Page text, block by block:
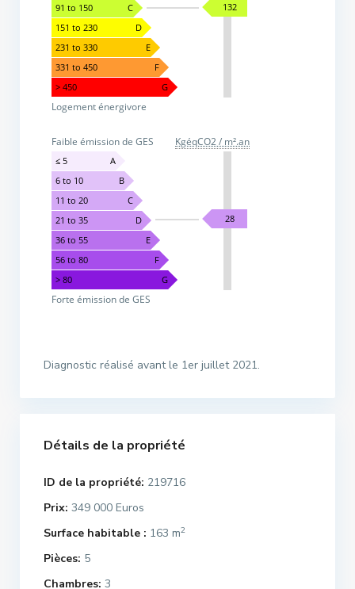
91 to 150
C
151 to 230
D
231 to 330
E
331 to 450
F
> 450
G
132
Logement énergivore
Faible émission de GES KgéqCO2 / m².an
≤ 5
A
6 to 10
B
11 to 20
C
21 to 35
D
36 to 55
E
56 to 80
F
> 80
G
28
Forte émission de GES
Diagnostic réalisé avant le 1er juillet 2021.
Détails de la propriété
ID de la propriété: 219716
Prix: 349 000 Euros
Surface habitable : 163 m2
Pièces: 5
Chambres: 3